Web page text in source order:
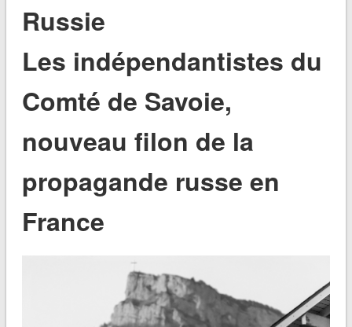
Russie
Les indépendantistes du
Comté de Savoie,
nouveau filon de la
propagande russe en
France